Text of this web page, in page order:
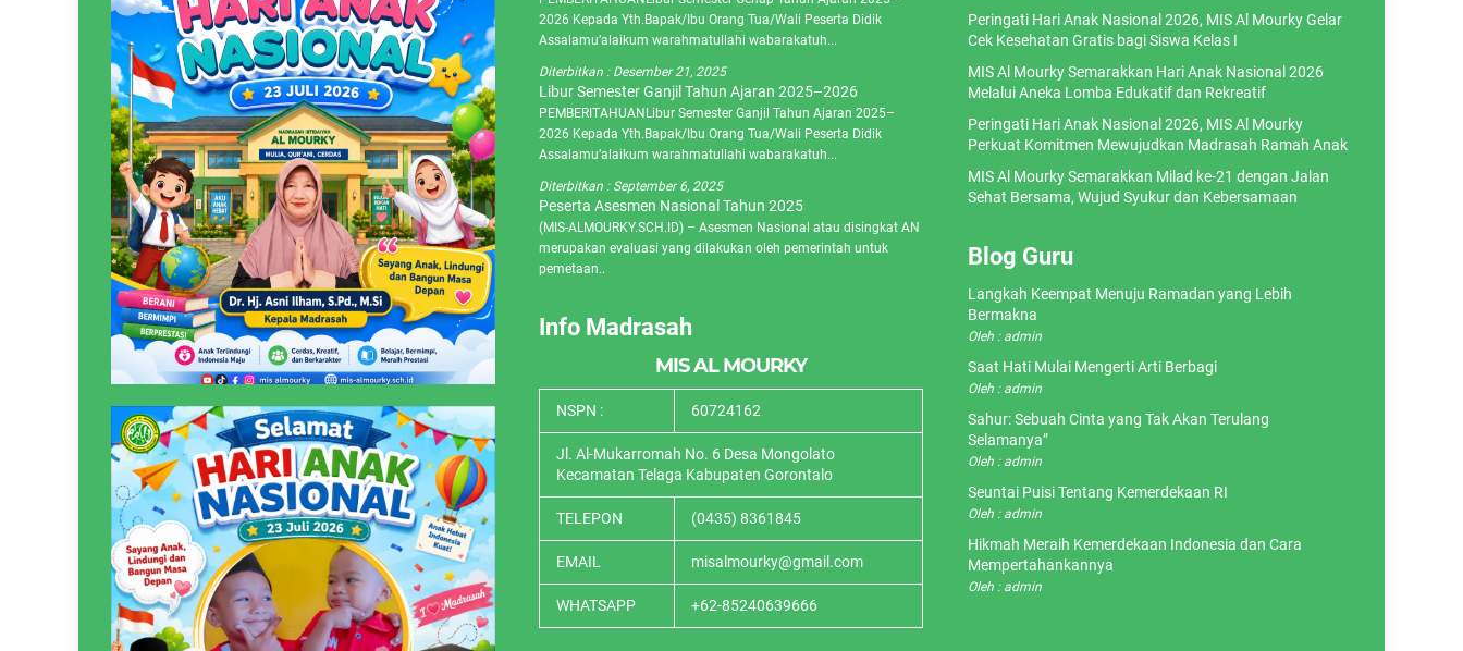
2026 Kepada Yth.Bapak/Ibu Orang Tua/Wali Peserta Didik
Assalamu’alaikum warahmatullahi wabarakatuh...
Diterbitkan : Desember 21, 2025
Libur Semester Ganjil Tahun Ajaran 2025–2026
PEMBERITAHUANLibur Semester Ganjil Tahun Ajaran 2025–
2026 Kepada Yth.Bapak/Ibu Orang Tua/Wali Peserta Didik
Assalamu’alaikum warahmatullahi wabarakatuh...
Diterbitkan : September 6, 2025
Peserta Asesmen Nasional Tahun 2025
(MIS-ALMOURKY.SCH.ID) – Asesmen Nasional atau disingkat AN
merupakan evaluasi yang dilakukan oleh pemerintah untuk
pemetaan..
Info Madrasah
MIS AL MOURKY
NSPN : 60724162
Jl. Al-Mukarromah No. 6 Desa Mongolato
Kecamatan Telaga Kabupaten Gorontalo
TELEPON (0435) 8361845
EMAIL misalmourky@gmail.com
WHATSAPP +62-85240639666
Peringati Hari Anak Nasional 2026, MIS Al Mourky Gelar
Cek Kesehatan Gratis bagi Siswa Kelas I
MIS Al Mourky Semarakkan Hari Anak Nasional 2026
Melalui Aneka Lomba Edukatif dan Rekreatif
Peringati Hari Anak Nasional 2026, MIS Al Mourky
Perkuat Komitmen Mewujudkan Madrasah Ramah Anak
MIS Al Mourky Semarakkan Milad ke-21 dengan Jalan
Sehat Bersama, Wujud Syukur dan Kebersamaan
Blog Guru
Langkah Keempat Menuju Ramadan yang Lebih
Bermakna
Oleh : admin
Saat Hati Mulai Mengerti Arti Berbagi
Oleh : admin
Sahur: Sebuah Cinta yang Tak Akan Terulang
Selamanya”
Oleh : admin
Seuntai Puisi Tentang Kemerdekaan RI
Oleh : admin
Hikmah Meraih Kemerdekaan Indonesia dan Cara
Mempertahankannya
Oleh : admin